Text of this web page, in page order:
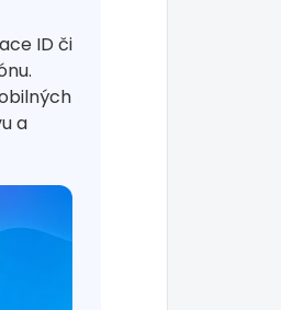
ID či
a